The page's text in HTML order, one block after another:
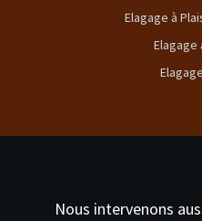
Elagage à
Elagage
Nous intervenons